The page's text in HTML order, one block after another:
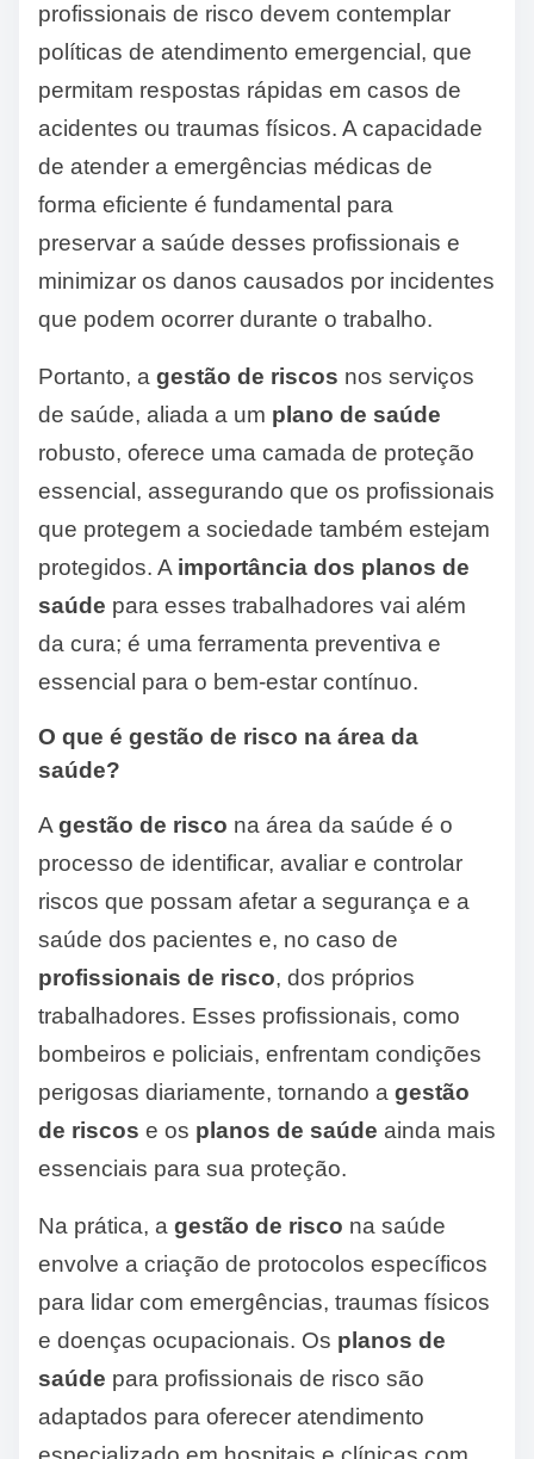
profissionais de risco devem contemplar
políticas de atendimento emergencial, que
permitam respostas rápidas em casos de
acidentes ou traumas físicos. A capacidade
de atender a emergências médicas de
forma eficiente é fundamental para
preservar a saúde desses profissionais e
minimizar os danos causados por incidentes
que podem ocorrer durante o trabalho.
Portanto, a gestão de riscos nos serviços
de saúde, aliada a um plano de saúde
robusto, oferece uma camada de proteção
essencial, assegurando que os profissionais
que protegem a sociedade também estejam
protegidos. A importância dos planos de
saúde para esses trabalhadores vai além
da cura; é uma ferramenta preventiva e
essencial para o bem-estar contínuo.
O que é gestão de risco na área da
saúde?
A gestão de risco na área da saúde é o
processo de identificar, avaliar e controlar
riscos que possam afetar a segurança e a
saúde dos pacientes e, no caso de
profissionais de risco, dos próprios
trabalhadores. Esses profissionais, como
bombeiros e policiais, enfrentam condições
perigosas diariamente, tornando a gestão
de riscos e os planos de saúde ainda mais
essenciais para sua proteção.
Na prática, a gestão de risco na saúde
envolve a criação de protocolos específicos
para lidar com emergências, traumas físicos
e doenças ocupacionais. Os planos de
saúde para profissionais de risco são
adaptados para oferecer atendimento